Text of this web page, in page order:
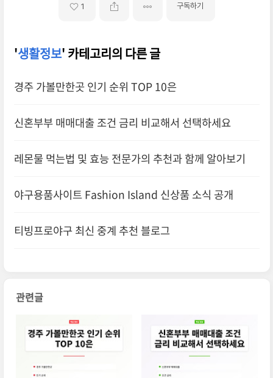
1 구독하기
'생활정보' 카테고리의 다른 글
경주 가볼만한곳 인기 순위 TOP 10은
신혼부부 매매대출 조건 금리 비교해서 선택하세요
레몬물 먹는법 및 효능 전문가의 추천과 함께 알아보기
야구용품사이트 Fashion Island 신상품 소식 공개
티빙프로야구 최신 중계 추천 블로그
관련글